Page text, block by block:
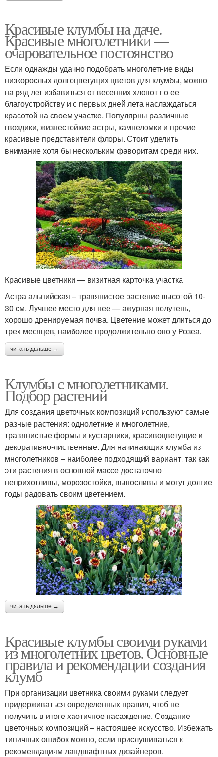
Красивые клумбы на даче.
Красивые многолетники —
очаровательное постоянство
Если однажды удачно подобрать многолетние виды
низкорослых долгоцветущих цветов для клумбы, можно
на ряд лет избавиться от весенних хлопот по ее
благоустройству и с первых дней лета наслаждаться
красотой на своем участке. Популярны различные
гвоздики, жизнестойкие астры, камнеломки и прочие
красивые представители флоры. Стоит уделить
внимание хотя бы нескольким фаворитам среди них.
Красивые цветники — визитная карточка участка
Астра альпийская – травянистое растение высотой 10-
30 см. Лучшее место для нее — ажурная полутень,
хорошо дренируемая почва. Цветение может длиться до
трех месяцев, наиболее продолжительно оно у Розеа.
читать дальше →
Клумбы с многолетниками.
Подбор растений
Для создания цветочных композиций используют самые
разные растения: однолетние и многолетние,
травянистые формы и кустарники, красивоцветущие и
декоративно-лиственные. Для начинающих клумба из
многолетников – наиболее подходящий вариант, так как
эти растения в основной массе достаточно
неприхотливы, морозостойки, выносливы и могут долгие
годы радовать своим цветением.
читать дальше →
Красивые клумбы своими руками
из многолетних цветов. Основные
правила и рекомендации создания
клумб
При организации цветника своими руками следует
придерживаться определенных правил, чтоб не
получить в итоге хаотичное насаждение. Создание
цветочных композиций – настоящее искусство. Избежать
типичных ошибок можно, если прислушиваться к
рекомендациям ландшафтных дизайнеров.